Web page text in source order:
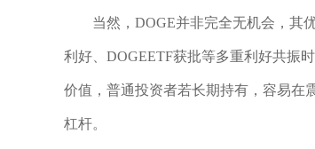
当然，DOGE并非完全无机会，其
利好、DOGEETF获批等多重利好共振
价值，普通投资者若长期持有，容易在
杠杆。